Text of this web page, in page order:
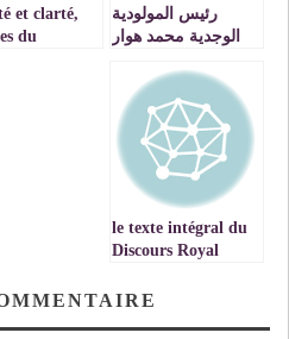
رئيس المولودية
الوجدية محمد هوار
جديد مع المدرب
كازوني… نمر بأزمة
مالية غير مسبوقة ولا
يحق لنا انتدابات
جديدة…!! VIDEO
et clarté,
du
le texte intégral du
Discours Royal
Nation à l’occasion